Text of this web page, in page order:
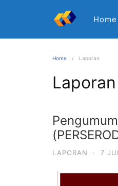
Home
Home Laporan
Laporan
LAPORAN · 7